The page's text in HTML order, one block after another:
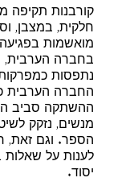
קורבנות תקיפה
חלקית, במצבן,
מואשמות
בחברה הערבית,
נתפסות
החברה הערבית
ההשתקה סביב
מנשים, נזקק
הספר. וגם זאת,
לענות על שאלות
יסוד.